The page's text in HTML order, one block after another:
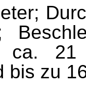
ca.
bis zu